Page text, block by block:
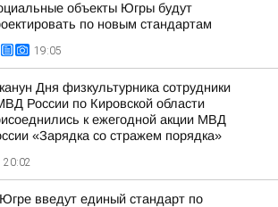
объекты Югры будут
по новым стандартам
19:05
Дня физкультурника сотрудники
России по Кировской области
к ежегодной акции МВД
«Зарядка со стражем порядка»
20:02
введут единый стандарт по